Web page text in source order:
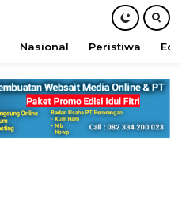
Nasional Peristiwa